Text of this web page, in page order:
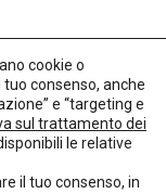
cookie o
consenso, anche
e “targeting e
sul trattamento dei
le relative
il tuo consenso, in